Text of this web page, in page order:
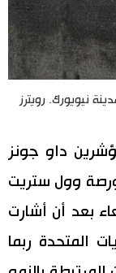
نيويورك. رويترز
داو جونز
اند بورز 500 في بورصة وول ستريت
بعد أن أشارت
المتحدة ربما